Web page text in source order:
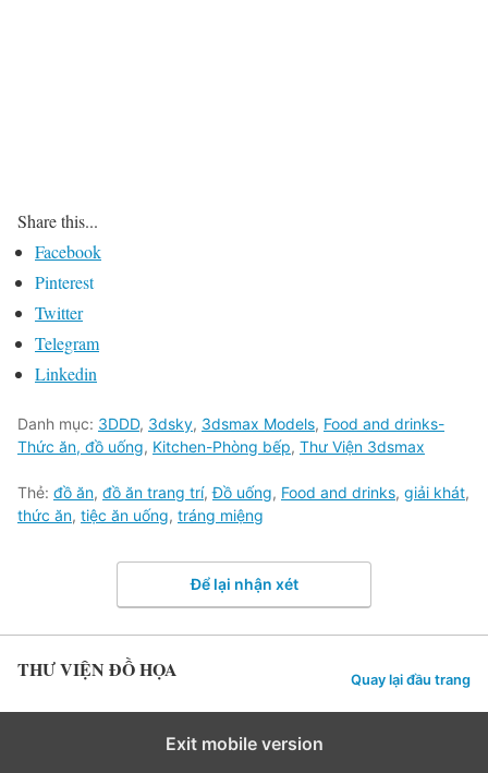
Share this...
Facebook
Pinterest
Twitter
Telegram
Linkedin
Danh mục: 3DDD, 3dsky, 3dsmax Models, Food and drinks-
Thức ăn, đồ uống, Kitchen-Phòng bếp, Thư Viện 3dsmax
Thẻ: đồ ăn, đồ ăn trang trí,Đồ uống, Food and drinks, giải khát,
thức ăn, tiệc ăn uống, tráng miệng
Để lại nhận xét
THƯ VIỆN ĐỒ HỌA Quay lại đầu trang
Exit mobile version